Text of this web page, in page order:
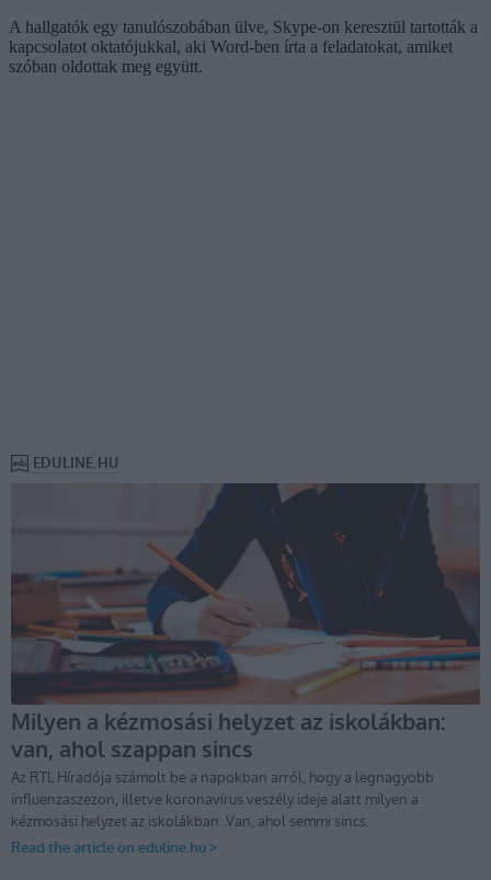
A hallgatók egy tanulószobában ülve, Skype-on keresztül tartották a
kapcsolatot oktatójukkal, aki Word-ben írta a feladatokat, amiket
szóban oldottak meg együtt.